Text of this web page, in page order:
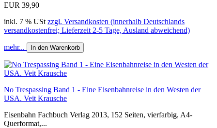
EUR 39,90
inkl. 7 % USt zzgl. Versandkosten (innerhalb Deutschlands
versandkostenfrei; Lieferzeit 2-5 Tage, Ausland abweichend)
mehr... In den Warenkorb
No Trespassing Band 1 - Eine Eisenbahnreise in den Westen der
USA. Veit Krausche
Eisenbahn Fachbuch Verlag 2013, 152 Seiten, vierfarbig, A4-
Querformat,...